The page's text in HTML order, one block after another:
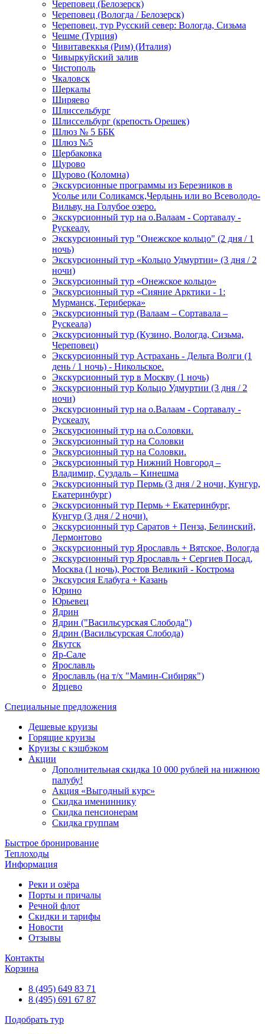
Череповец (Белозерск)
Череповец (Вологда / Белозерск)
Череповец, тур Русский север: Вологда, Сизьма
Чешме (Турция)
Чивитавеккья (Рим) (Италия)
Чивыркуйский залив
Чистополь
Чкаловск
Шеркалы
Ширяево
Шлиссельбург
Шлиссельбург (крепость Орешек)
Шлюз № 5 ББК
Шлюз №5
Щербаковка
Щурово
Щурово (Коломна)
Экскурсионные программы из Березников в
Усолье или Соликамск,Чердынь или во Всеволодо-
Вильву, на Голубое озеро.
Экскурсионный тур на о.Валаам - Сортавалу -
Рускеалу.
Экскурсионный тур "Онежское кольцо" (2 дня / 1
ночь)
Экскурсионный тур «Кольцо Удмуртии» (3 дня / 2
ночи)
Экскурсионный тур «Онежское кольцо»
Экскурсионный тур «Сияние Арктики - 1:
Мурманск, Териберка»
Экскурсионный тур (Валаам – Сортавала –
Рускеала)
Экскурсионный тур (Кузино, Вологда, Сизьма,
Череповец)
Экскурсионный тур Астрахань - Дельта Волги (1
день / 1 ночь) - Никольское.
Экскурсионный тур в Москву (1 ночь)
Экскурсионный тур Кольцо Удмуртии (3 дня / 2
ночи)
Экскурсионный тур на о.Валаам - Сортавалу -
Рускеалу.
Экскурсионный тур на о.Соловки.
Экскурсионный тур на Соловки
Экскурсионный тур на Соловки.
Экскурсионный тур Нижний Новгород –
Владимир, Суздаль – Кинешма
Экскурсионный тур Пермь (3 дня / 2 ночи, Кунгур,
Екатеринбург)
Экскурсионный тур Пермь + Екатеринбург,
Кунгур (3 дня / 2 ночи).
Экскурсионный тур Саратов + Пенза, Белинский,
Лермонтово
Экскурсионный тур Ярославль + Вятское, Вологда
Экскурсионный тур Ярославль + Сергиев Посад,
Москва (1 ночь), Ростов Великий - Кострома
Экскурсия Елабуга + Казань
Юрино
Юрьевец
Ядрин
Ядрин ("Васильсурская Слобода")
Ядрин (Васильсурская Слобода)
Якутск
Яр-Сале
Ярославль
Ярославль (на т/х "Мамин-Сибиряк")
Ярцево
Специальные предложения
Дешевые круизы
Горящие круизы
Круизы с кэшбэком
Акции
Дополнительная скидка 10 000 рублей на нижнюю
палубу!
Акция «Выгодный курс»
Скидка имениннику
Скидка пенсионерам
Скидка группам
Быстрое бронирование
Теплоходы
Информация
Реки и озёра
Порты и причалы
Речной флот
Скидки и тарифы
Новости
Отзывы
Контакты
Корзина
8 (495) 649 83 71
8 (495) 691 67 87
Подобрать тур